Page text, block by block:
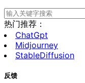
热门推荐：
ChatGpt
Midjourney
StableDiffusion
反馈